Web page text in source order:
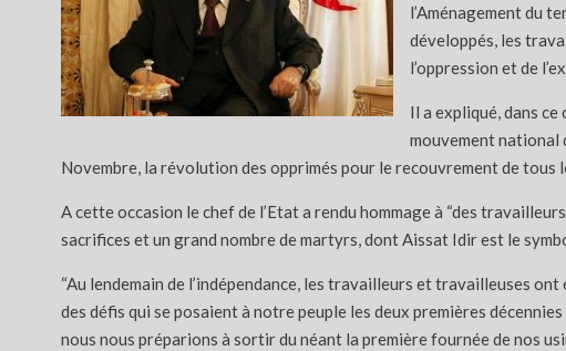
l’Aménagement du
développés, les
l’oppression et de
Il a expliqué, dans
mouvement national
Novembre, la révolution des opprimés pour le recouvrement de tous
A cette occasion le chef de l’Etat a rendu hommage à “des
sacrifices et un grand nombre de martyrs, dont Aissat Idir est le
“Au lendemain de l’indépendance, les travailleurs et travailleuses
des défis qui se posaient à notre peuple les deux premières
nous nous préparions à sortir du néant la première fournée de nos